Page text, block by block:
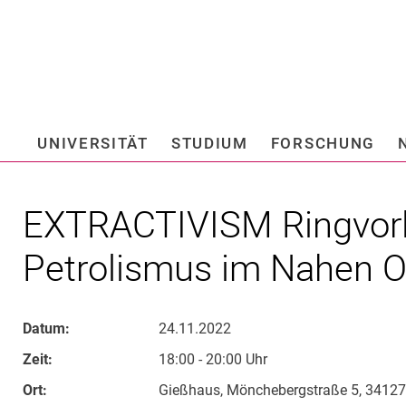
Springe direkt zu:
UNIVERSITÄT STUDIUM FORSCHUNG
EXTRACTIVISM
Petrolismus im Nahen
Datum:
24.11.2022
Zeit:
18:00 - 20:00 Uhr
Ort:
Gießhaus, Mönchebergstraße 5,